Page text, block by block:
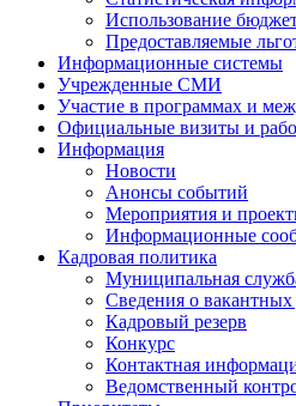
Использование
Предоставляемые
Информационные системы
Учрежденные СМИ
Участие в программах и
Официальные визиты и
Информация
Новости
Анонсы событий
Мероприятия и
Информационные
Кадровая политика
Муниципальная
Сведения о
Кадровый резерв
Конкурс
Контактная
Ведомственный